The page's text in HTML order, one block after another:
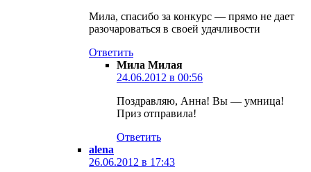
Мила, спасибо за конкурс — прямо не дает
разочароваться в своей удачливости
Ответить
Мила Милая
24.06.2012 в 00:56
Поздравляю, Анна! Вы — умница!
Приз отправила!
Ответить
alena
26.06.2012 в 17:43